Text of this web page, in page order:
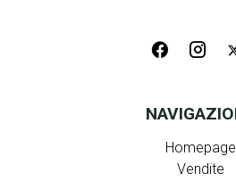
Homepage
Vendite